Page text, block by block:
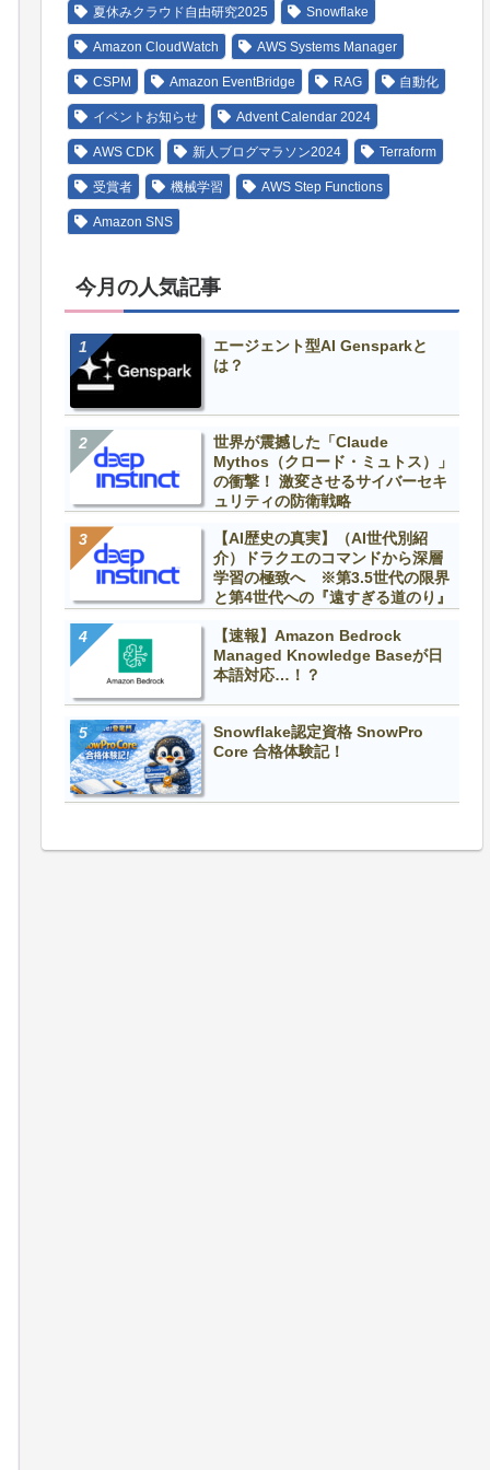
夏休みクラウド自由研究2025 Snowflake
Amazon CloudWatch AWS Systems Manager
CSPM Amazon EventBridge RAG 自動化
イベントお知らせ Advent Calendar 2024
AWS CDK 新人ブログマラソン2024 Terraform
受賞者 機械学習 AWS Step Functions
Amazon SNS
今月の人気記事
エージェント型AI Gensparkと
は？
世界が震撼した「Claude
Mythos（クロード・ミュトス）」
の衝撃！ 激変させるサイバーセキ
ュリティの防衛戦略
【AI歴史の真実】（AI世代別紹
介）ドラクエのコマンドから深層
学習の極致へ ※第3.5世代の限界
と第4世代への『遠すぎる道のり』
【速報】Amazon Bedrock
Managed Knowledge Baseが日
本語対応…！？
Snowflake認定資格 SnowPro
Core 合格体験記！